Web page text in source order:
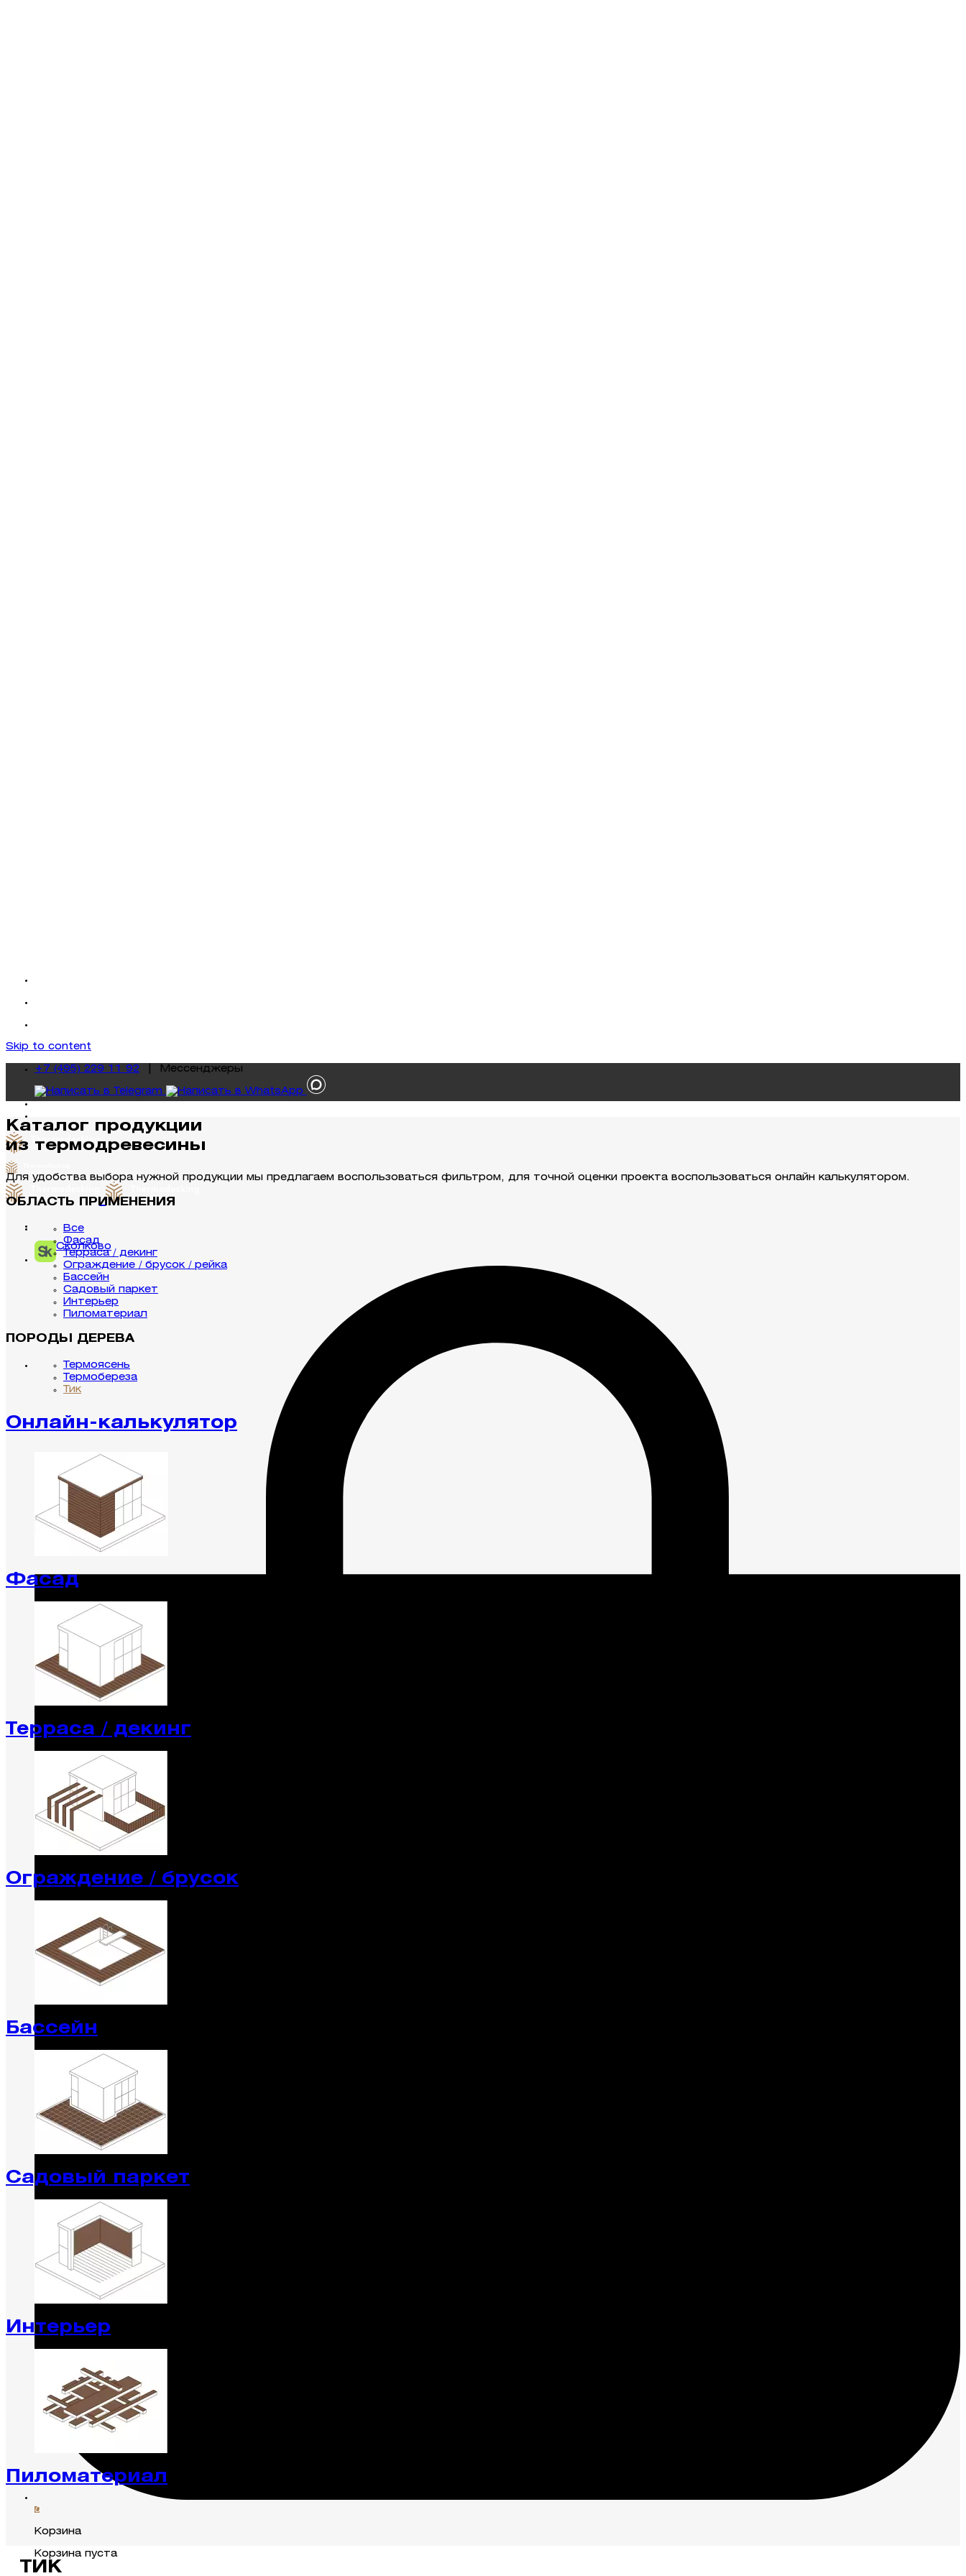
Skip to content
+7 (495) 229 11 92 Mессенджеры
Сколково
0
Корзина
Корзина пуста
Каталог продукции
из термодревесины
Для удобства выбора нужной продукции мы предлагаем воспользоваться фильтром, для точной оценки проекта воспользоваться онлайн калькулятором.
ОБЛАСТЬ ПРИМЕНЕНИЯ
Все
Фасад
Терраса / декинг
Ограждение / брусок / рейка
Бассейн
Садовый паркет
Интерьер
Пиломатериал
ПОРОДЫ ДЕРЕВА
Термоясень
Термобереза
Тик
Онлайн-калькулятор
Фасад
Терраса / декинг
Ограждение / брусок
Бассейн
Садовый паркет
Интерьер
Пиломатериал
ТИК